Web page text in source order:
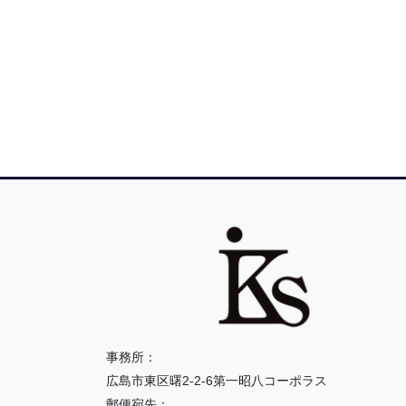
事務所：
広島市東区曙2-2-6第一昭八コーポラス